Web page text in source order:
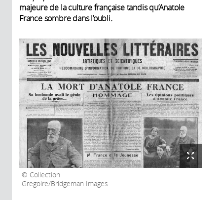
majeure de la culture française tandis qu’Anatole
France sombre dans l’oubli.
Collection
Gregoire/Bridgeman Images